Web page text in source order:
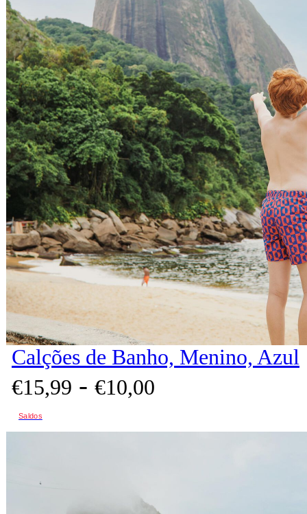
Calções de Banho, Menino, Azul
€15,99 - €10,00
Saldos